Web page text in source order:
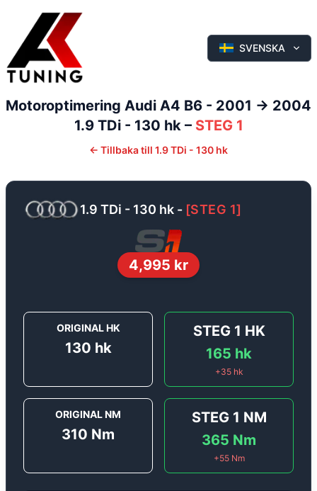
SVENSKA
Motoroptimering Audi A4 B6 - 2001 -> 2004
1.9 TDi - 130 hk– STEG 1
← Tillbaka till 1.9 TDi - 130 hk
1.9 TDi - 130 hk - [STEG 1]
4,995 kr
ORIGINAL HK
130 hk
STEG 1 HK
165 hk
+35hk
ORIGINAL NM
310 Nm
STEG 1 NM
365 Nm
+55Nm